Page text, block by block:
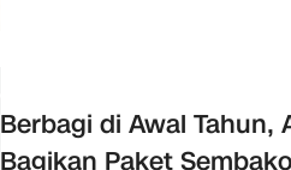
Berbagi di Awal Tahun,
Bagikan Paket Sembako